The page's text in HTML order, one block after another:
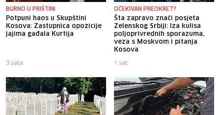
BURNO U PRIŠTINI
Potpuni haos u Skupštini
Kosova: Zastupnica opozicije
jajima gađala Kurtija
3 sata
OČEKIVAN PREOKRET?
Šta zapravo znači posjeta
Zelenskog Srbiji: Iza kulisa
poljoprivrednih sporazuma,
veza s Moskvom i pitanja
Kosova
1 sat